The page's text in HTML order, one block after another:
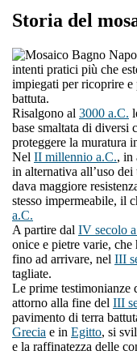
Storia del
intenti pratici più che
impiegati per ricoprire
battuta.
Risalgono al 3000 a.C.
base smaltata di diversi
proteggere la muratura
Nel II millennio a.C., in
in alternativa all’uso
dava maggiore
stesso impermeabile, il
a.C.
A partire dal IV secolo
onice e pietre varie,
fino ad arrivare, nel III
tagliate.
Le prime testimonianze
attorno alla fine del III
pavimento di terra
Grecia e in Egitto, si
e la raffinatezza delle